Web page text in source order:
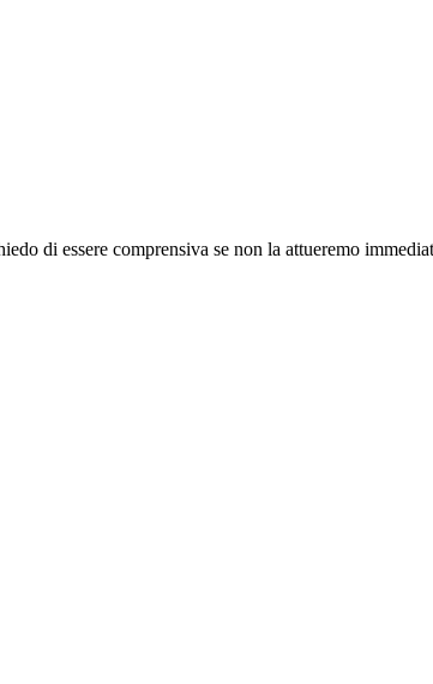
di essere comprensiva se non la attueremo